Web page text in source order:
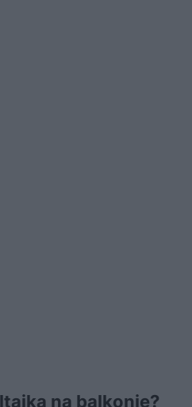
na balkonie?